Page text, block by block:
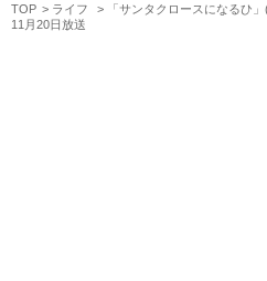
TOP ライフ
「サンタクロースになるひ
11月20日放送